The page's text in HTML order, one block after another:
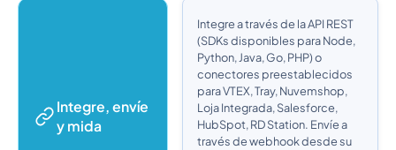
Integre, envíe
y mida
Integre a través de la API REST
(SDKs disponibles para Node,
Python, Java, Go, PHP) o
conectores preestablecidos
para VTEX, Tray, Nuvemshop,
Loja Integrada, Salesforce,
HubSpot, RD Station. Envíe a
través de webhook desde su